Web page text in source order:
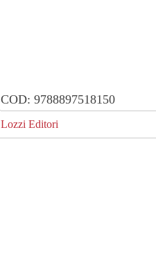
COD: 9788897518150
Lozzi Editori